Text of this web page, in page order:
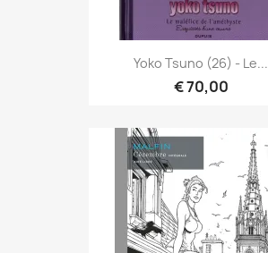
Yoko Tsuno (26) - Le...
€ 70,00